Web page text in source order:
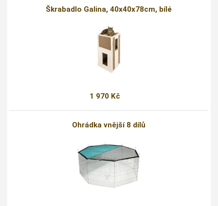
Škrabadlo Galina, 40x40x78cm, bílé
1 970 Kč
Ohrádka vnější 8 dílů